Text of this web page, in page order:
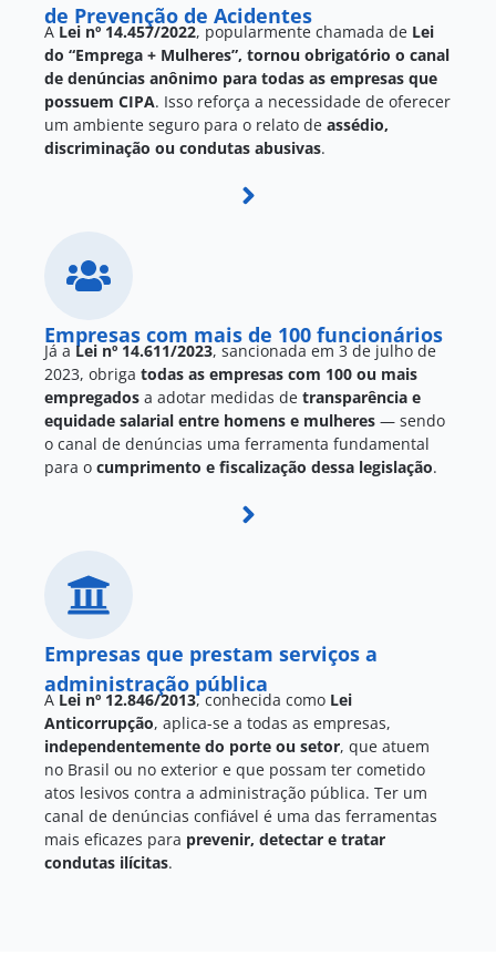
de Prevenção de Acidentes
A Lei nº 14.457/2022, popularmente chamada de Lei
do “Emprega + Mulheres”, tornou obrigatório o canal
de denúncias anônimo para todas as empresas que
possuem CIPA. Isso reforça a necessidade de oferecer
um ambiente seguro para o relato de assédio,
discriminação ou condutas abusivas.
Empresas com mais de 100 funcionários
Já a Lei nº 14.611/2023, sancionada em 3 de julho de
2023, obriga todas as empresas com 100 ou mais
empregados a adotar medidas de transparência e
equidade salarial entre homens e mulheres — sendo
o canal de denúncias uma ferramenta fundamental
para o cumprimento e fiscalização dessa legislação.
Empresas que prestam serviços a
administração pública
A Lei nº 12.846/2013, conhecida como Lei
Anticorrupção, aplica-se a todas as empresas,
independentemente do porte ou setor, que atuem
no Brasil ou no exterior e que possam ter cometido
atos lesivos contra a administração pública. Ter um
canal de denúncias confiável é uma das ferramentas
mais eficazes para prevenir, detectar e tratar
condutas ilícitas.